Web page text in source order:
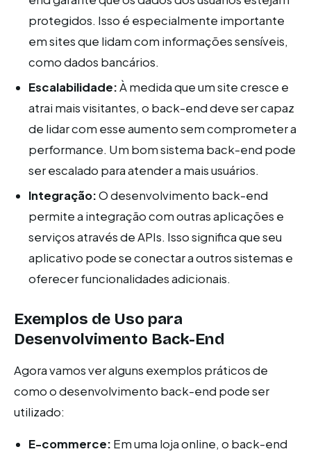
protegidos. Isso é especialmente importante
em sites que lidam com informações sensíveis,
como dados bancários.
Escalabilidade:À medida que um site cresce e
atrai mais visitantes, o back-end deve ser capaz
de lidar com esse aumento sem comprometer a
performance. Um bom sistema back-end pode
ser escalado para atender a mais usuários.
Integração:O desenvolvimento back-end
permite a integração com outras aplicações e
serviços através de APIs. Isso significa que seu
aplicativo pode se conectar a outros sistemas e
oferecer funcionalidades adicionais.
Exemplos de Uso para
Desenvolvimento Back-End
Agora vamos ver alguns exemplos práticos de
como o desenvolvimento back-end pode ser
utilizado:
E-commerce: Em uma loja online, o back-end